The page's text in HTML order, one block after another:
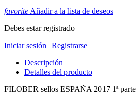
favorite Añadir a la lista de deseos
Debes estar registrado
Iniciar sesión | Registrarse
Descripción
Detalles del producto
FILOBER sellos ESPAÑA 2017 1ª